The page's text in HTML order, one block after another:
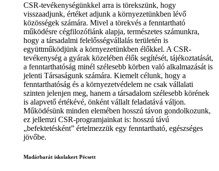
CSR-tevékenységünkkel arra is törekszünk, hogy
visszaadjunk, értéket adjunk a környezetünkben lévő
közösségek számára. Mivel a törekvés a fenntartható
működésre cégfilozófiánk alapja, természetes számunkra,
hogy a társadalmi felelősségvállalás területén is
együttműködjünk a környezetünkben élőkkel. A CSR-
tevékenység a gyárak közelében élők segítését, tájékoztatását,
a fenntarthatóság minél szélesebb körben való alkalmazását is
jelenti Társaságunk számára. Kiemelt célunk, hogy a
fenntarthatóság és a környezetvédelem ne csak vállalati
szinten jelenjen meg, hanem a társadalom szélesebb körének
is alapvető értékévé, önként vállalt feladatává váljon.
Működésünk minden elemében hosszú távon gondolkozunk,
ez jellemzi CSR-programjainkat is: hosszú távú
„befektetésként” értelmezzük egy fenntartható, egészséges
jövőbe.
Madárbarát iskolakert Pécsett